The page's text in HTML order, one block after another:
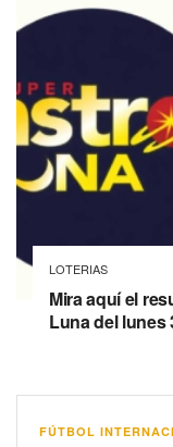
LOTERIAS
Mira aquí el
Luna del lunes
FÚTBOL